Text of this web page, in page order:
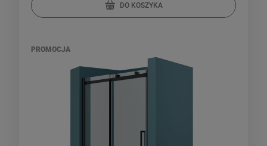
DO KOSZYKA
PROMOCJA